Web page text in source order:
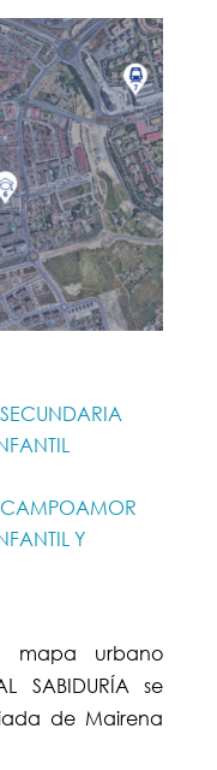
CAMPOAMOR
Y
mapa urbano
SABIDURÍA se
de Mairena